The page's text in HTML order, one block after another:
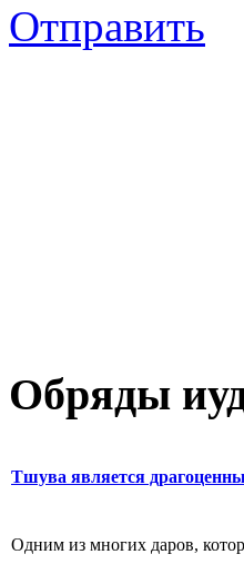
Отправить
Обряды
Тшува является
Одним из многих даров,